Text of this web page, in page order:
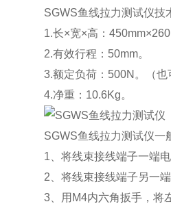
SGWS鱼线拉力测试仪技
1.长×宽×高：
2.有效行程：50mm。
3.额定负荷：500N。（也
4.净重：10.6Kg。
SGWS鱼线拉力测试仪一
1、将线束接线端子一端
2、将线束接线端子另一
3、用M4内六角扳手，将